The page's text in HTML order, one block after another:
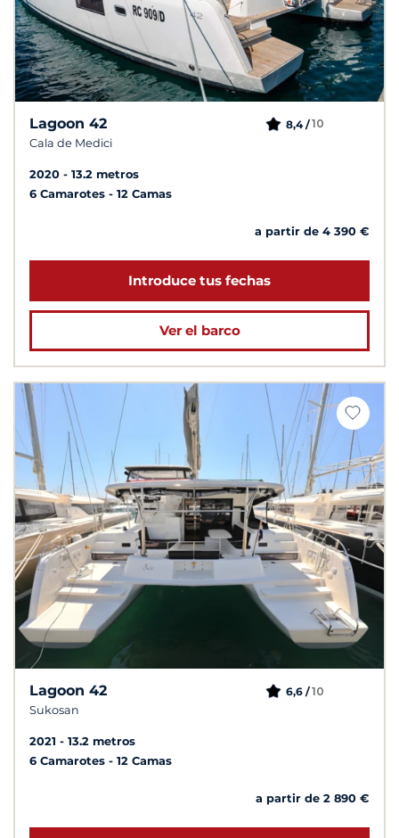
Lagoon 42
Cala de Medici
8,4 /10
2020
13.2 metros
6 Camarotes
12 Camas
a partir de 4 390 €
Introduce tus fechas
Ver el barco
Lagoon 42
Sukosan
6,6 /10
2021
13.2 metros
6 Camarotes
12 Camas
a partir de 2 890 €